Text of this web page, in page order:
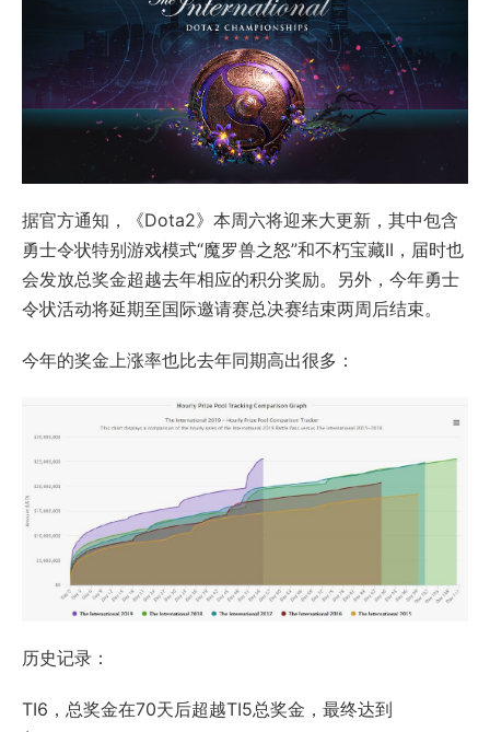
据官方通知，《Dota2》本周六将迎来大更新，其中包含
勇士令状特别游戏模式“魔罗兽之怒”和不朽宝藏II，届时也
会发放总奖金超越去年相应的积分奖励。另外，今年勇士
令状活动将延期至国际邀请赛总决赛结束两周后结束。 ​​​​
今年的奖金上涨率也比去年同期高出很多：
历史记录：
TI6，总奖金在70天后超越TI5总奖金，最终达到